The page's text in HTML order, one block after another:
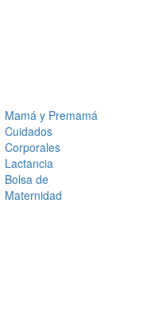
Mamá y Premamá
Cuidados
Corporales
Lactancia
Bolsa de
Maternidad